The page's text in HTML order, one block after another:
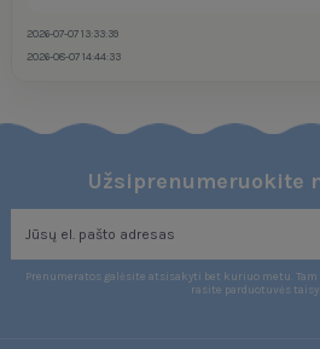
2026-07-07 13:33:39
2026-08-07 14:44:33
Užsiprenumeruokite
Prenumeratos galėsite atsisakyti bet kuriuo metu.
rasite parduotuvės